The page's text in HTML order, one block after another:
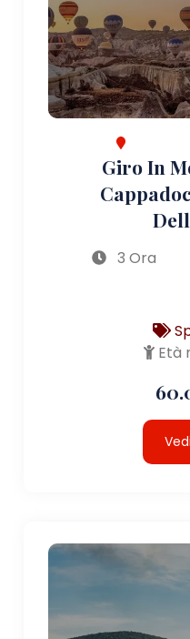
Giro In
3 Ora
Età